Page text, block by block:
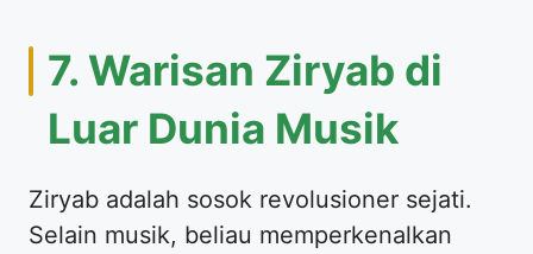
7. Warisan Ziryab di
Luar Dunia Musik
Ziryab adalah sosok revolusioner sejati.
Selain musik, beliau memperkenalkan